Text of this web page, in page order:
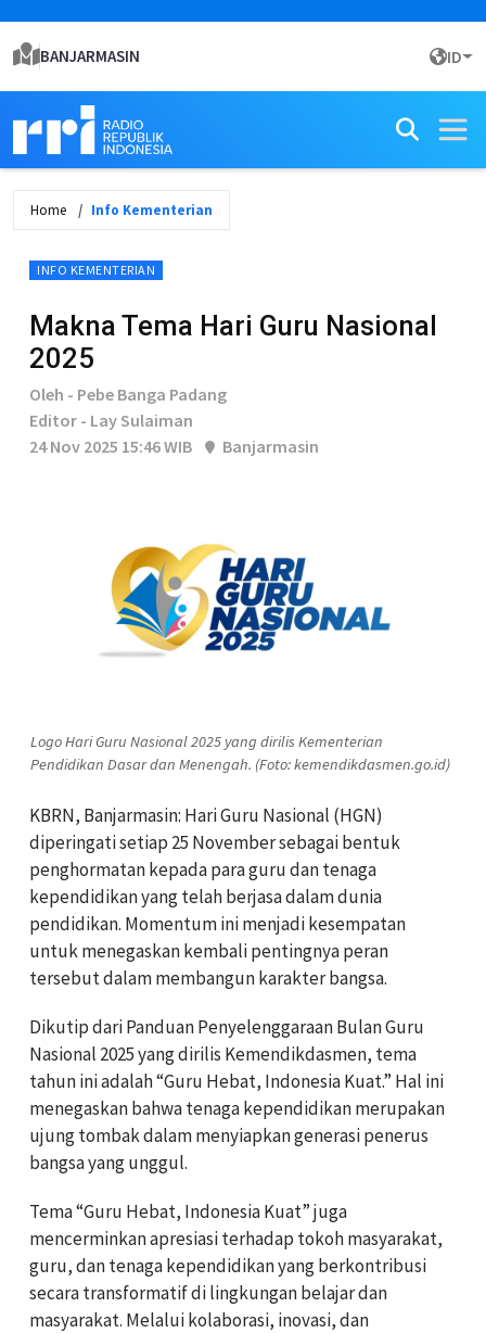
BANJARMASIN ID
Home Info Kementerian
INFO KEMENTERIAN
Makna Tema Hari Guru Nasional
2025
Oleh - Pebe Banga Padang
Editor - Lay Sulaiman
24 Nov 2025 15:46 WIB
Banjarmasin
Logo Hari Guru Nasional 2025 yang dirilis Kementerian
Pendidikan Dasar dan Menengah. (Foto: kemendikdasmen.go.id)
KBRN, Banjarmasin: Hari Guru Nasional (HGN)
diperingati setiap 25 November sebagai bentuk
penghormatan kepada para guru dan tenaga
kependidikan yang telah berjasa dalam dunia
pendidikan. Momentum ini menjadi kesempatan
untuk menegaskan kembali pentingnya peran
tersebut dalam membangun karakter bangsa.
Dikutip dari Panduan Penyelenggaraan Bulan Guru
Nasional 2025 yang dirilis Kemendikdasmen, tema
tahun ini adalah “Guru Hebat, Indonesia Kuat.” Hal ini
menegaskan bahwa tenaga kependidikan merupakan
ujung tombak dalam menyiapkan generasi penerus
bangsa yang unggul.
Tema “Guru Hebat, Indonesia Kuat” juga
mencerminkan apresiasi terhadap tokoh masyarakat,
guru, dan tenaga kependidikan yang berkontribusi
secara transformatif di lingkungan belajar dan
masyarakat. Melalui kolaborasi, inovasi, dan